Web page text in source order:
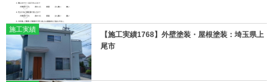
施工実績
【施工実績1768】外壁塗装・屋根塗装：埼玉県上
尾市